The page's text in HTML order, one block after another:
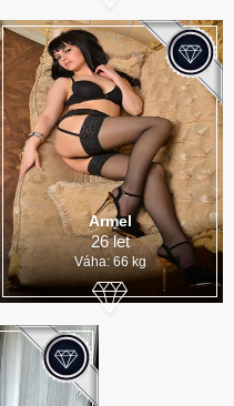
Armel
26 let
Váha: 66 kg